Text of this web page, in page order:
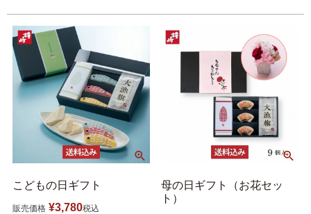
こどもの日ギフト
販売価格 ¥3,780税込
母の日ギフト（お花セッ
ト）